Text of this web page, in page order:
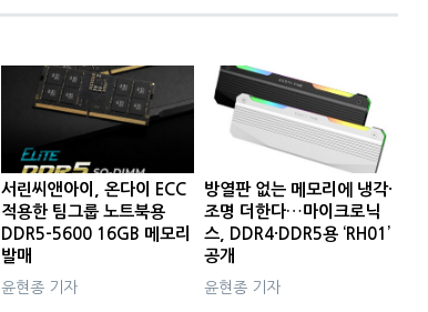
서린씨앤아이, 온다이 ECC
적용한 팀그룹 노트북용
DDR5-5600 16GB 메모리
발매
윤현종 기자
방열판 없는 메모리에 냉각·
조명 더한다…마이크로닉
스, DDR4·DDR5용 ‘RH01’
공개
윤현종 기자